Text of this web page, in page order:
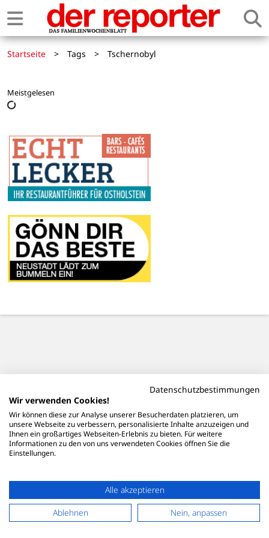
Startseite > Tags > Tschernobyl
Meistgelesen
Datenschutzbestimmungen
Wir verwenden Cookies!
Wir können diese zur Analyse unserer Besucherdaten platzieren, um
unsere Webseite zu verbessern, personalisierte Inhalte anzuzeigen und
Ihnen ein großartiges Webseiten-Erlebnis zu bieten. Für weitere
Informationen zu den von uns verwendeten Cookies öffnen Sie die
Einstellungen.
Alle akzeptieren
Ablehnen
Nein, anpassen